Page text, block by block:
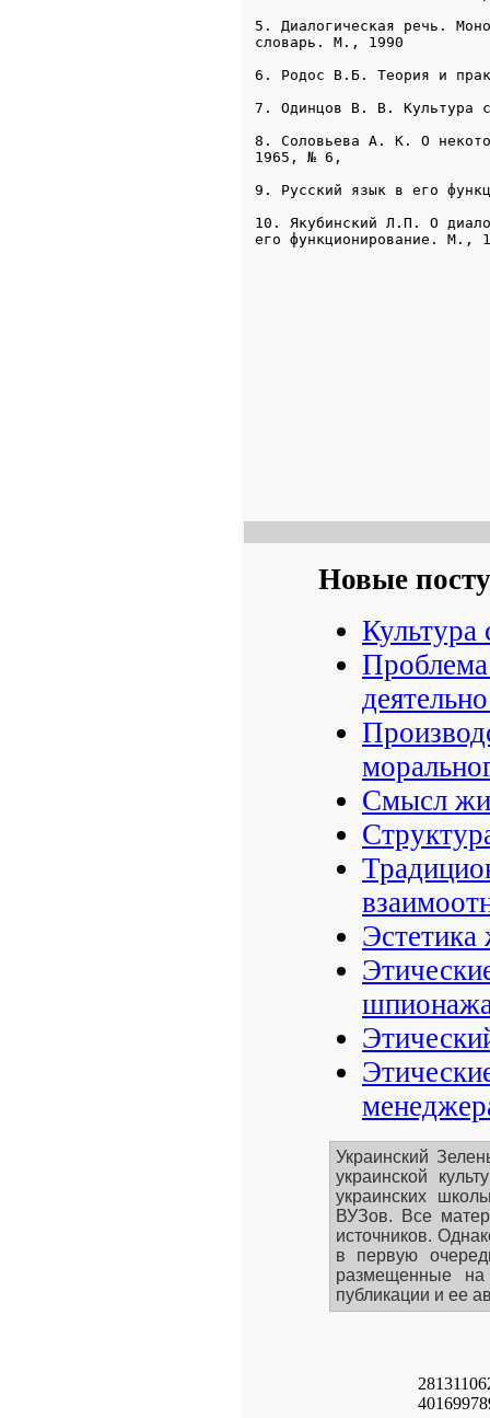
5. Диалогическая речь.
словарь. М., 1990
6. Родос В.Б. Теория и
7. Одинцов В. В.
8. Соловьева А. К. О
1965, № 6,
9. Русский язык в его
10. Якубинский Л.П. О
Новые
Культура
Проблема
Смысл
Эстетика
Украинский
украинской
украинских
ВУЗов. Все
источников.
в первую
размещенные на
публикации и ее